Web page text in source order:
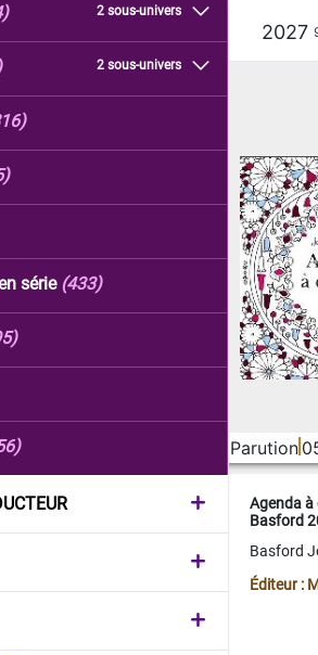
2 sous-univers
2 sous-univers
série (433)
2027
Parution
Agenda
Basford
Basford
Éditeur :